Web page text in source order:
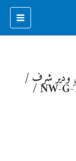
ودير شرف /
عطاء رقم NW-G-T5.2-31 / 01/63/2016 /